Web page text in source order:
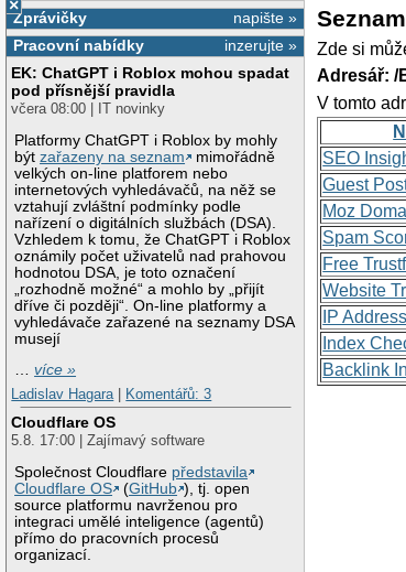
×
napište »
Zprávičky
inzerujte »
Pracovní nabídky
EK: ChatGPT i Roblox mohou spadat
pod přísnější pravidla
včera 08:00 | IT novinky
Platformy ChatGPT i Roblox by mohly
býtzařazeny na seznam
mimořádně
velkých on-line platforem nebo
internetových vyhledávačů, na něž se
vztahují zvláštní podmínky podle
nařízení o digitálních službách (DSA).
Vzhledem k tomu, že ChatGPT i Roblox
oznámily počet uživatelů nad prahovou
hodnotou DSA, je toto označení
„rozhodně možné“ a mohlo by „přijít
dříve či později“. On-line platformy a
vyhledávače zařazené na seznamy DSA
musejí
…více »
Ladislav Hagara
Komentářů: 3
Cloudflare OS
5.8. 17:00 | Zajímavý software
Společnost Cloudflare představila
Cloudflare OS
(GitHub ), tj. open
source platformu navrženou pro
integraci umělé inteligence (agentů)
přímo do pracovních procesů
organizací.
Zde si
Adresář: /
V tomto
SEO
Guest
Moz
Spam
Free
Website
IP
Index
Backlink